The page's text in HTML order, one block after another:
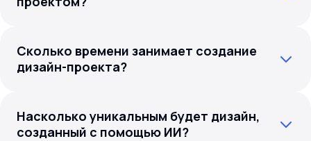
Сколько времени занимает создание
дизайн-проекта?
Насколько уникальным будет дизайн,
созданный с помощью ИИ?